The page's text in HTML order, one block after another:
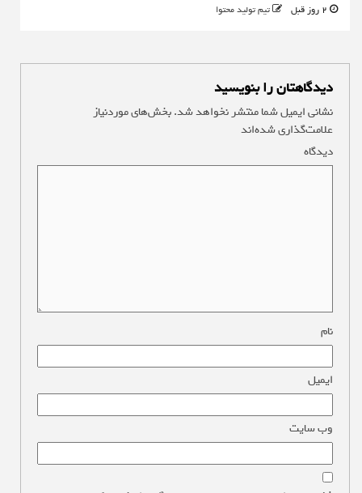
تیم تولید محتوا
دیدگاهتان را بنویسید
نشانی ایمیل شما منتشر نخواهد شد.بخش‌های موردنیاز
علامت‌گذاری شده‌اند
دیدگاه
نام
ایمیل
وب‌ سایت